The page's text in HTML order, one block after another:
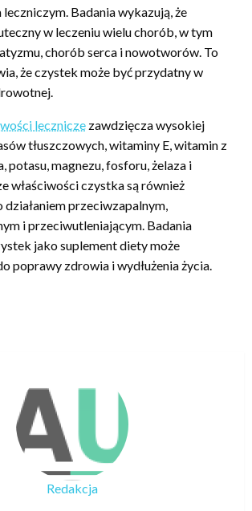
Badania wykazują, że
w leczeniu wielu chorób, w tym
chorób serca i nowotworów. To
że czystek może być przydatny w
lecznicze zawdzięcza wysokiej
tłuszczowych, witaminy E, witamin z
potasu, magnezu, fosforu, żelaza i
właściwości czystka są również
działaniem przeciwzapalnym,
i przeciwutleniającym. Badania
jako suplement diety może
poprawy zdrowia i wydłużenia życia.
Redakcja